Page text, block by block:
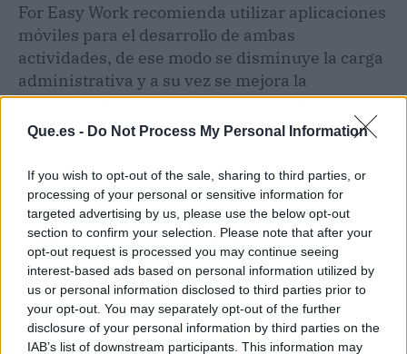
Que.es - Do Not Process My Personal Information
If you wish to opt-out of the sale, sharing to third parties, or
processing of your personal or sensitive information for
targeted advertising by us, please use the below opt-out
section to confirm your selection. Please note that after your
opt-out request is processed you may continue seeing
interest-based ads based on personal information utilized by
us or personal information disclosed to third parties prior to
your opt-out. You may separately opt-out of the further
disclosure of your personal information by third parties on the
IAB’s list of downstream participants. This information may
For Easy Work recomienda utilizar aplicaciones
móviles para el desarrollo de ambas
actividades, de ese modo se disminuye la carga
administrativa y a su vez se mejora la
comunicación de desviaciones con una
disminución de los tiempos de implantación de
Asseguratte es una plataforma web que utiliza
appsmóviles para realizar inspecciones y
observaciones preventivas de un modo eficaz y
rápido, facilitando la participación de la cadena
de mando en estas actividades.
Artículo anterior
Ropa para invierno y
Artículo siguiente
FACYRE se une a la